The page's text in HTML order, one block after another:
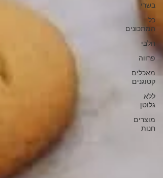
בשרי
כל
המתכונים
חלבי
פרווה
מאכלים
קטוגנים
ללא
גלוטן
מוצרים
חנות